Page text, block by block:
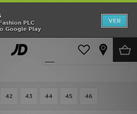
PLC
Google Play
VER
Actualizar a pesquisa
42 43 44 45 46